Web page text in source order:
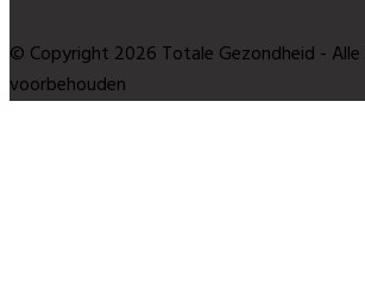
© Copyright 2026 Totale Gezondheid -
voorbehouden